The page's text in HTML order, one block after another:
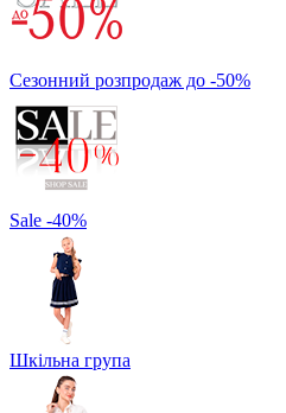
Сезонний розпродаж до -50%
Sale -40%
Шкільна група